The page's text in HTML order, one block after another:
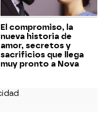
El compromiso, la
nueva historia de
amor, secretos y
sacrificios que llega
muy pronto a Nova